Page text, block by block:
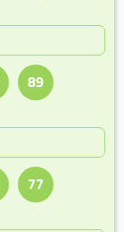
89
77